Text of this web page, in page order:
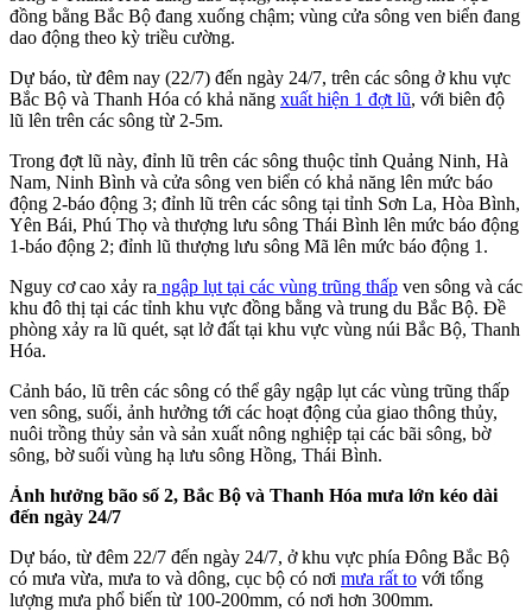
đồng bằng Bắc Bộ đang xuống chậm; vùng cửa sông ven biển đang
dao động theo kỳ triều cường.
Dự báo, từ đêm nay (22/7) đến ngày 24/7, trên các sông ở khu vực
Bắc Bộ và Thanh Hóa có khả năng xuất hiện 1 đợt lũ, với biên độ
lũ lên trên các sông từ 2-5m.
Trong đợt lũ này, đỉnh lũ trên các sông thuộc tỉnh Quảng Ninh, Hà
Nam, Ninh Bình và cửa sông ven biển có khả năng lên mức báo
động 2-báo động 3; đỉnh lũ trên các sông tại tỉnh Sơn La, Hòa Bình,
Yên Bái, Phú Thọ và thượng lưu sông Thái Bình lên mức báo động
1-báo động 2; đỉnh lũ thượng lưu sông Mã lên mức báo động 1.
Nguy cơ cao xảy ra ngập lụt tại các vùng trũng thấp ven sông và các
khu đô thị tại các tỉnh khu vực đồng bằng và trung du Bắc Bộ. Đề
phòng xảy ra lũ quét, sạt lở đất tại khu vực vùng núi Bắc Bộ, Thanh
Hóa.
Cảnh báo, lũ trên các sông có thể gây ngập lụt các vùng trũng thấp
ven sông, suối, ảnh hưởng tới các hoạt động của giao thông thủy,
nuôi trồng thủy sản và sản xuất nông nghiệp tại các bãi sông, bờ
sông, bờ suối vùng hạ lưu sông Hồng, Thái Bình.
Ảnh hưởng bão số 2, Bắc Bộ và Thanh Hóa mưa lớn kéo dài
đến ngày 24/7
Dự báo, từ đêm 22/7 đến ngày 24/7, ở khu vực phía Đông Bắc Bộ
có mưa vừa, mưa to và dông, cục bộ có nơi mưa rất to với tổng
lượng mưa phổ biến từ 100-200mm, có nơi hơn 300mm.